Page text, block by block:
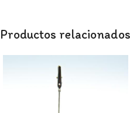
Productos relacionados